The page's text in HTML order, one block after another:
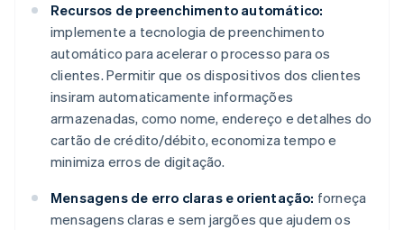
Recursos de preenchimento automático:
implemente a tecnologia de preenchimento
automático para acelerar o processo para os
clientes. Permitir que os dispositivos dos clientes
insiram automaticamente informações
armazenadas, como nome, endereço e detalhes do
cartão de crédito/débito, economiza tempo e
minimiza erros de digitação.
Mensagens de erro claras e orientação: forneça
mensagens claras e sem jargões que ajudem os